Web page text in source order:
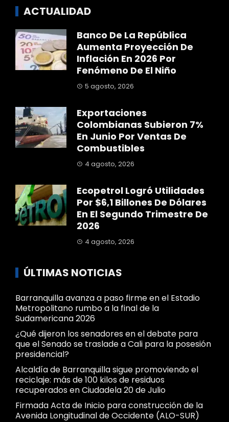
ACTUALIDAD
Banco De La República
Aumenta Proyección De
Inflación En 2026 Por
Fenómeno De El Niño
5 agosto, 2026
Exportaciones
Colombianas Subieron 7%
En Junio Por Ventas De
Combustibles
4 agosto, 2026
Ecopetrol Logró Utilidades
Por $6,1 Billones De Dólares
En El Segundo Trimestre De
2026
4 agosto, 2026
ÚLTIMAS NOTICIAS
Barranquilla avanza a paso firme en el Estadio
Metropolitano rumbo a la final de la
Sudamericana 2026
¿Qué dijeron los senadores en el debate para
que el Senado se traslade a Cali para la posesión
presidencial?
Alcaldía de Barranquilla sigue promoviendo el
reciclaje: más de 100 kilos de residuos
recuperados en Ciudadela 20 de Julio
Firmada Acta de Inicio para construcción de la
Avenida Longitudinal de Occidente (ALO-SUR)